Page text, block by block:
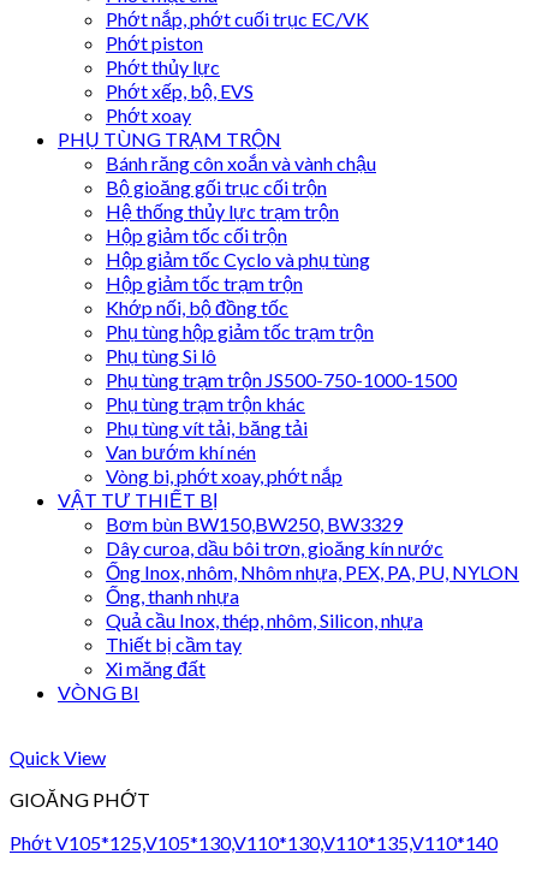
Phớt nắp, phớt cuối trục EC/VK
Phớt piston
Phớt thủy lực
Phớt xếp, bộ, EVS
Phớt xoay
PHỤ TÙNG TRẠM TRỘN
Bánh răng côn xoắn và vành chậu
Bộ gioăng gối trục cối trộn
Hệ thống thủy lực trạm trộn
Hộp giảm tốc cối trộn
Hộp giảm tốc Cyclo và phụ tùng
Hộp giảm tốc trạm trộn
Khớp nối, bộ đồng tốc
Phụ tùng hộp giảm tốc trạm trộn
Phụ tùng Si lô
Phụ tùng trạm trộn JS500-750-1000-1500
Phụ tùng trạm trộn khác
Phụ tùng vít tải, băng tải
Van bướm khí nén
Vòng bi, phớt xoay, phớt nắp
VẬT TƯ THIẾT BỊ
Bơm bùn BW150,BW250, BW3329
Dây curoa, dầu bôi trơn, gioăng kín nước
Ống Inox, nhôm, Nhôm nhựa, PEX, PA, PU, NYLON
Ống, thanh nhựa
Quả cầu Inox, thép, nhôm, Silicon, nhựa
Thiết bị cầm tay
Xi măng đất
VÒNG BI
Quick View
GIOĂNG PHỚT
Phớt V105*125,V105*130,V110*130,V110*135,V110*140